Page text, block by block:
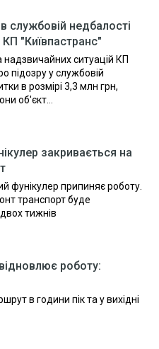
службовій недбалості
"Київпастранс"
ситуацій КП
підозру у службовій
в розмірі 3,3 млн грн,
об'єкт...
закривається на
фунікулер припиняє роботу.
транспорт буде
тижнів
роботу:
в години пік та у вихідні